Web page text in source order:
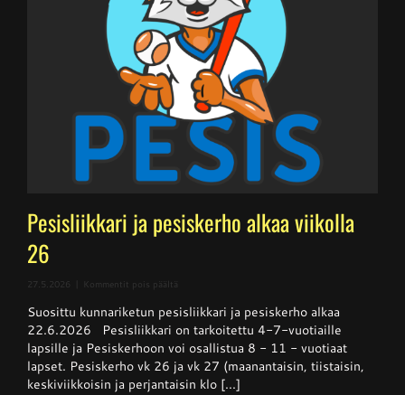
Pesisliikkari ja pesiskerho alkaa viikolla
26
27.5.2026 Kommentit pois päältä
ja
pesiskerho
alkaa
viikolla
26
Suosittu kunnariketun pesisliikkari ja pesiskerho alkaa
22.6.2026 Pesisliikkari on tarkoitettu 4-7-vuotiaille
lapsille ja Pesiskerhoon voi osallistua 8 - 11 - vuotiaat
lapset. Pesiskerho vk 26 ja vk 27 (maanantaisin, tiistaisin,
keskiviikkoisin ja perjantaisin klo [...]